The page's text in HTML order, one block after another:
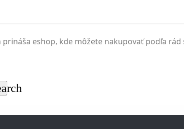
prináša eshop, kde môžete nakupovať podľa